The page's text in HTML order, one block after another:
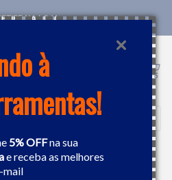
à
5% OFFna sua
e receba as melhores
mail
NA LOJA
FACA FACA DESENCAPADORA DE CABOS RETA ISOLADA NR10 GEDORE 035100